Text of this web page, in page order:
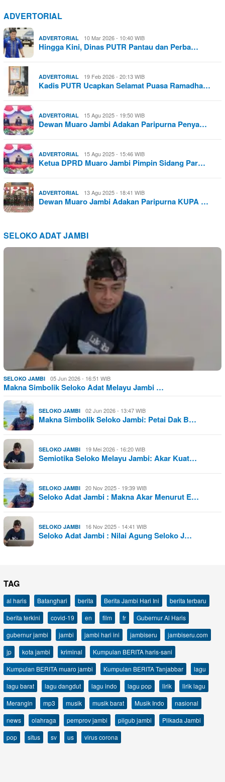
ADVERTORIAL
ADVERTORIAL 10 Mar 2026 - 10:40 WIB
Hingga Kini, Dinas PUTR Pantau dan Perba…
ADVERTORIAL 19 Feb 2026 - 20:13 WIB
Kadis PUTR Ucapkan Selamat Puasa Ramadha…
ADVERTORIAL 15 Agu 2025 - 19:50 WIB
Dewan Muaro Jambi Adakan Paripurna Penya…
ADVERTORIAL 15 Agu 2025 - 15:46 WIB
Ketua DPRD Muaro Jambi Pimpin Sidang Par…
ADVERTORIAL 13 Agu 2025 - 18:41 WIB
Dewan Muaro Jambi Adakan Paripurna KUPA …
SELOKO ADAT JAMBI
SELOKO JAMBI 05 Jun 2026 - 16:51 WIB
Makna Simbolik Seloko Adat Melayu Jambi …
SELOKO JAMBI 02 Jun 2026 - 13:47 WIB
Makna Simbolik Seloko Jambi: Petai Dak B…
SELOKO JAMBI 19 Mei 2026 - 16:20 WIB
Semiotika Seloko Melayu Jambi: Akar Kuat…
SELOKO JAMBI 20 Nov 2025 - 19:39 WIB
Seloko Adat Jambi : Makna Akar Menurut E…
SELOKO JAMBI 16 Nov 2025 - 14:41 WIB
Seloko Adat Jambi : Nilai Agung Seloko J…
TAG
al haris Batanghari berita Berita Jambi Hari Ini
berita terbaru
berita terkini
covid-19 en film fr
Gubernur Al Haris
gubernur jambi
jambi jambi hari ini jambiseru
jambiseru.com
jp
kota jambi kriminal
Kumpulan BERITA haris-sani
Kumpulan BERITA muaro jambi
Kumpulan BERITA Tanjabbar
lagu
lagu barat
lagu dangdut lagu indo lagu pop lirik
lirik lagu
Merangin
mp3 musik musik barat Musik Indo
nasional
news
olahraga pemprov jambi pilgub jambi
Pilkada Jambi
pop
situs sv us virus corona